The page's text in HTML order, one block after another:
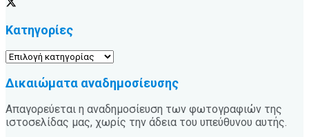
Κατηγορίες
Κατηγορίες
Δικαιώματα αναδημοσίευσης
Απαγορεύεται η αναδημοσίευση των φωτογραφιών της
ιστοσελίδας μας, χωρίς την άδεια του υπεύθυνου αυτής.